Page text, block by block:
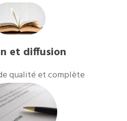
et diffusion
qualité et complète